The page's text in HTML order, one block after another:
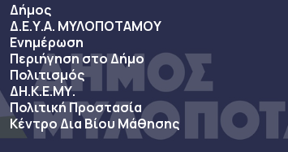
Δήμος
Δ.Ε.Υ.Α. ΜΥΛΟΠΟΤΑΜΟΥ
Ενημέρωση
Περιήγηση στο Δήμο
Πολιτισμός
ΔΗ.Κ.Ε.ΜΥ.
Πολιτική Προστασία
Κέντρο Δια Βίου Μάθησης